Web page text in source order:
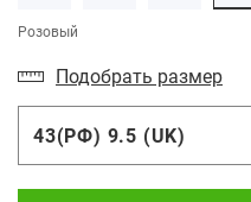
Розовый
Подобрать размер
43(РФ) 9.5 (UK)